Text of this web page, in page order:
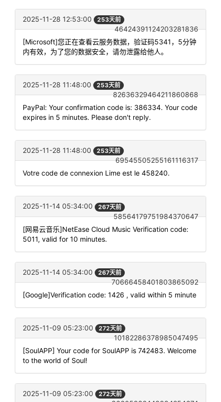
2025-11-28 12:53:00 253天前
46424391124203281836
[Microsoft]您正在查看云服务数据，验证码5341，5分钟
内有效，为了您的数据安全，请勿泄露给他人。
2025-11-28 11:48:00 253天前
82636329464211860868
PayPal: Your confirmation code is: 386334. Your code
expires in 5 minutes. Please don't reply.
2025-11-28 11:48:00 253天前
69545505255161116317
Votre code de connexion Lime est le 458240.
2025-11-14 05:34:00 267天前
58564179751984370647
[网易云音乐]NetEase Cloud Music Verification code:
5011, valid for 10 minutes.
2025-11-14 05:34:00 267天前
70666458401803865092
[Google]Verification code: 1426 , valid within 5 minute
2025-11-09 05:23:00 272天前
10182286378985047495
[SoulAPP] Your code for SoulAPP is 742483. Welcome
to the world of Soul!
2025-11-09 05:23:00 272天前